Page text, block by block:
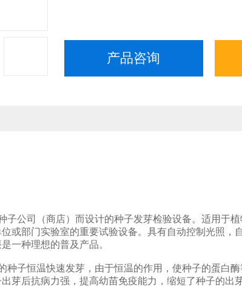
产品咨询
子公司（商店）而设计的种子发芽检验设备。适用于
或部门实验室的重要试验设备。具有自动控制光照，
一种理想的普及产品。
子恒温快速发芽，由于恒温的作用，使种子的蛋白酶
芽后抗病力强，提高幼苗免疫能力，缩短了种子的出